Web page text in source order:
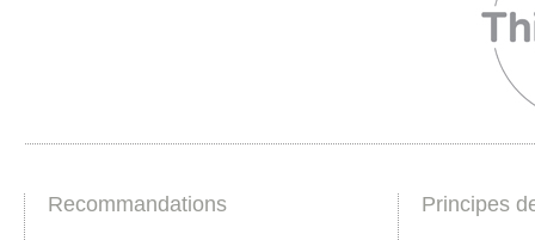
Recommandations Principes